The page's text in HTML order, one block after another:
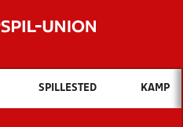
Hvad vil du søge efter?
INDHOLD OG NYHEDER
SPILLESTED KAMP